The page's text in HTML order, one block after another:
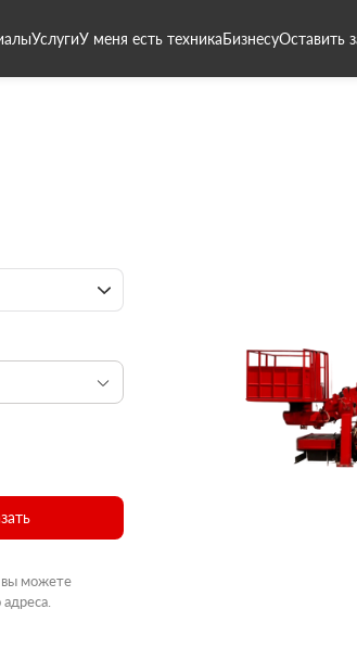
УслугиУ меня есть техникаБизнесуОставить
вы можете